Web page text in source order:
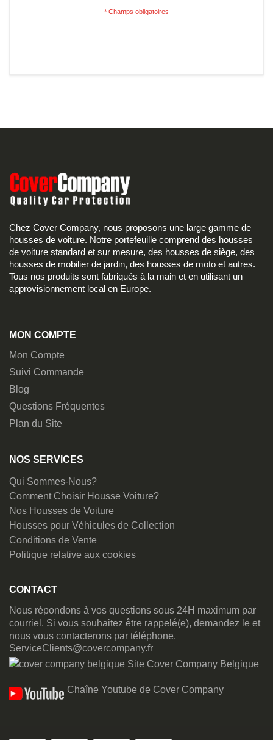
Chez Cover Company, nous proposons une large gamme de
housses de voiture. Notre portefeuille comprend des housses
de voiture standard et sur mesure, des housses de siège, des
housses de mobilier de jardin, des housses de moto et autres.
Tous nos produits sont fabriqués à la main et en utilisant un
approvisionnement local en Europe.
MON COMPTE
Mon Compte
Suivi Commande
Blog
Questions Fréquentes
Plan du Site
NOS SERVICES
Qui Sommes-Nous?
Comment Choisir Housse Voiture?
Nos Housses de Voiture
Housses pour Véhicules de Collection
Conditions de Vente
Politique relative aux cookies
CONTACT
Nous répondons à vos questions sous 24H maximum par
courriel. Si vous souhaitez être rappelé(e), demandez le et
nous vous contacterons par téléphone.
ServiceClients@covercompany.fr
Site Cover Company Belgique
Chaîne Youtube de Cover Company